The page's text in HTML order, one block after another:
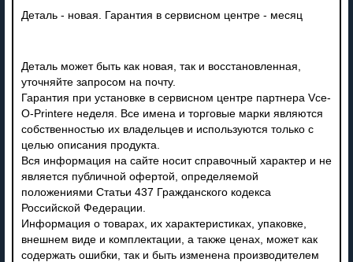
Деталь - новая. Гарантия в сервисном центре - месяц
Деталь может быть как новая, так и восстановленная,
уточняйте запросом на почту.
Гарантия при установке в сервисном центре партнера Vce-
O-Printere неделя. Все имена и торговые марки являются
собственностью их владельцев и используются только с
целью описания продукта.
Вся информация на сайте носит справочный характер и не
является публичной офертой, определяемой
положениями Статьи 437 Гражданского кодекса
Российской Федерации.
Информация о товарах, их характеристиках, упаковке,
внешнем виде и комплектации, а также ценах, может как
содержать ошибки, так и быть изменена производителем